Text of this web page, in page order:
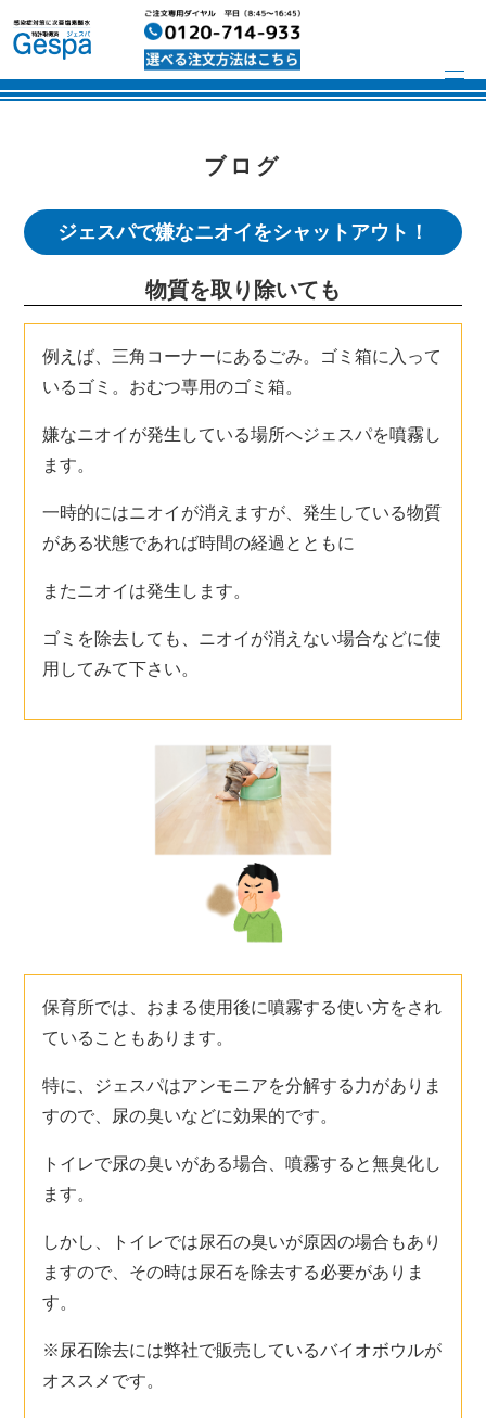
ブログ
ジェスパで嫌なニオイをシャットアウト！
物質を取り除いても
例えば、三角コーナーにあるごみ。ゴミ箱に入って
いるゴミ。おむつ専用のゴミ箱。
嫌なニオイが発生している場所へジェスパを噴霧し
ます。
一時的にはニオイが消えますが、発生している物質
がある状態であれば時間の経過とともに
またニオイは発生します。
ゴミを除去しても、ニオイが消えない場合などに使
用してみて下さい。
保育所では、おまる使用後に噴霧する使い方をされ
ていることもあります。
特に、ジェスパはアンモニアを分解する力がありま
すので、尿の臭いなどに効果的です。
トイレで尿の臭いがある場合、噴霧すると無臭化し
ます。
しかし、トイレでは尿石の臭いが原因の場合もあり
ますので、その時は尿石を除去する必要がありま
す。
※尿石除去には弊社で販売しているバイオボウルが
オススメです。